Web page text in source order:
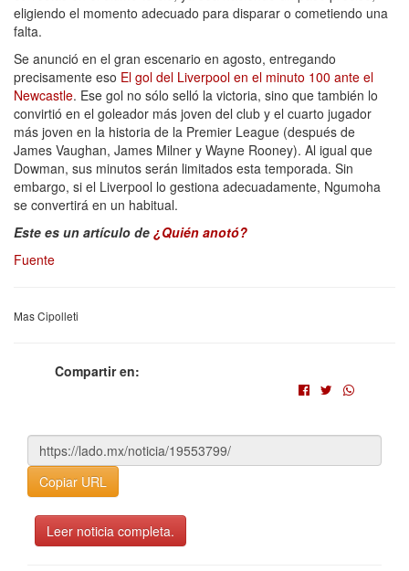
eligiendo el momento adecuado para disparar o cometiendo una
falta.
Se anunció en el gran escenario en agosto, entregando
precisamente eso El gol del Liverpool en el minuto 100 ante el
Newcastle. Ese gol no sólo selló la victoria, sino que también lo
convirtió en el goleador más joven del club y el cuarto jugador
más joven en la historia de la Premier League (después de
James Vaughan, James Milner y Wayne Rooney). Al igual que
Dowman, sus minutos serán limitados esta temporada. Sin
embargo, si el Liverpool lo gestiona adecuadamente, Ngumoha
se convertirá en un habitual.
Este es un artículo de ¿Quién anotó?
Fuente
Mas Cipolleti
Compartir en:
Copiar URL
Leer noticia completa.